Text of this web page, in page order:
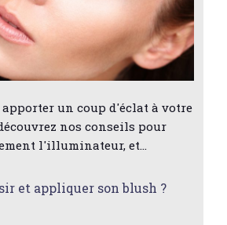
un coup d'éclat à votre
nos conseils pour
l'illuminateur, et…
et appliquer son blush ?